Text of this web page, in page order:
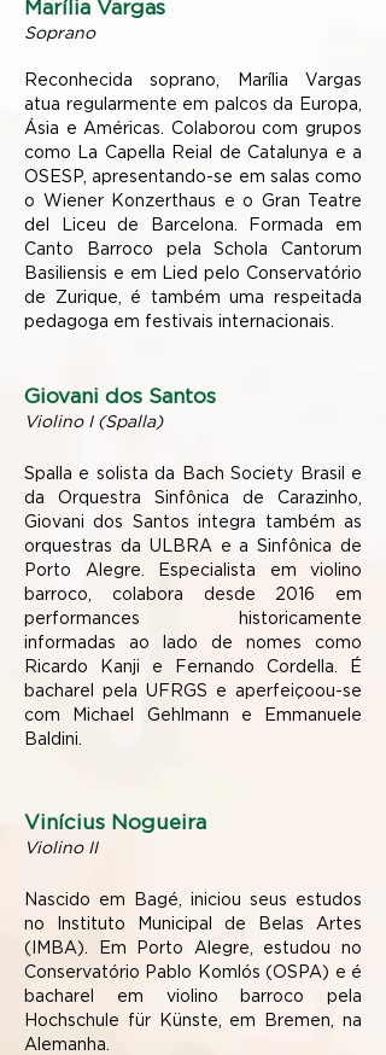
Marília Vargas
Soprano
Reconhecida soprano, Marília Vargas
atua regularmente em palcos da Europa,
Ásia e Américas. Colaborou com grupos
como La Capella Reial de Catalunya e a
OSESP, apresentando-se em salas como
o Wiener Konzerthaus e o Gran Teatre
del Liceu de Barcelona. Formada em
Canto Barroco pela Schola Cantorum
Basiliensis e em Lied pelo Conservatório
de Zurique, é também uma respeitada
pedagoga em festivais internacionais.
Giovani dos Santos
Violino I (Spalla)
Spalla e solista da Bach Society Brasil e
da Orquestra Sinfônica de Carazinho,
Giovani dos Santos integra também as
orquestras da ULBRA e a Sinfônica de
Porto Alegre. Especialista em violino
barroco, colabora desde 2016 em
performances historicamente
informadas ao lado de nomes como
Ricardo Kanji e Fernando Cordella. É
bacharel pela UFRGS e aperfeiçoou-se
com Michael Gehlmann e Emmanuele
Baldini.
Vinícius Nogueira
Violino II
Nascido em Bagé, iniciou seus estudos
no Instituto Municipal de Belas Artes
(IMBA). Em Porto Alegre, estudou no
Conservatório Pablo Komlós (OSPA) e é
bacharel em violino barroco pela
Hochschule für Künste, em Bremen, na
Alemanha.